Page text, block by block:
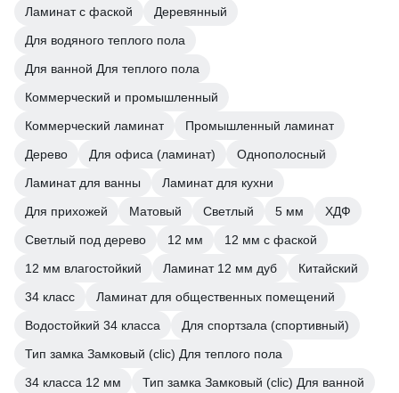
Ламинат с фаской
Деревянный
Для водяного теплого пола
Для ванной Для теплого пола
Коммерческий и промышленный
Коммерческий ламинат
Промышленный ламинат
Дерево
Для офиса (ламинат)
Однополосный
Ламинат для ванны
Ламинат для кухни
Для прихожей
Матовый Светлый 5 мм
ХДФ
Светлый под дерево
12 мм
12 мм с фаской
12 мм влагостойкий
Ламинат 12 мм дуб
Китайский
34 класс
Ламинат для общественных помещений
Водостойкий 34 класса
Для спортзала (спортивный)
Тип замка Замковый (clic) Для теплого пола
34 класса 12 мм
Тип замка Замковый (clic) Для ванной